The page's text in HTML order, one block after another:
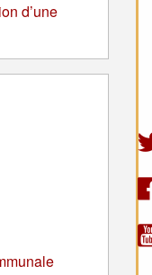
d’une